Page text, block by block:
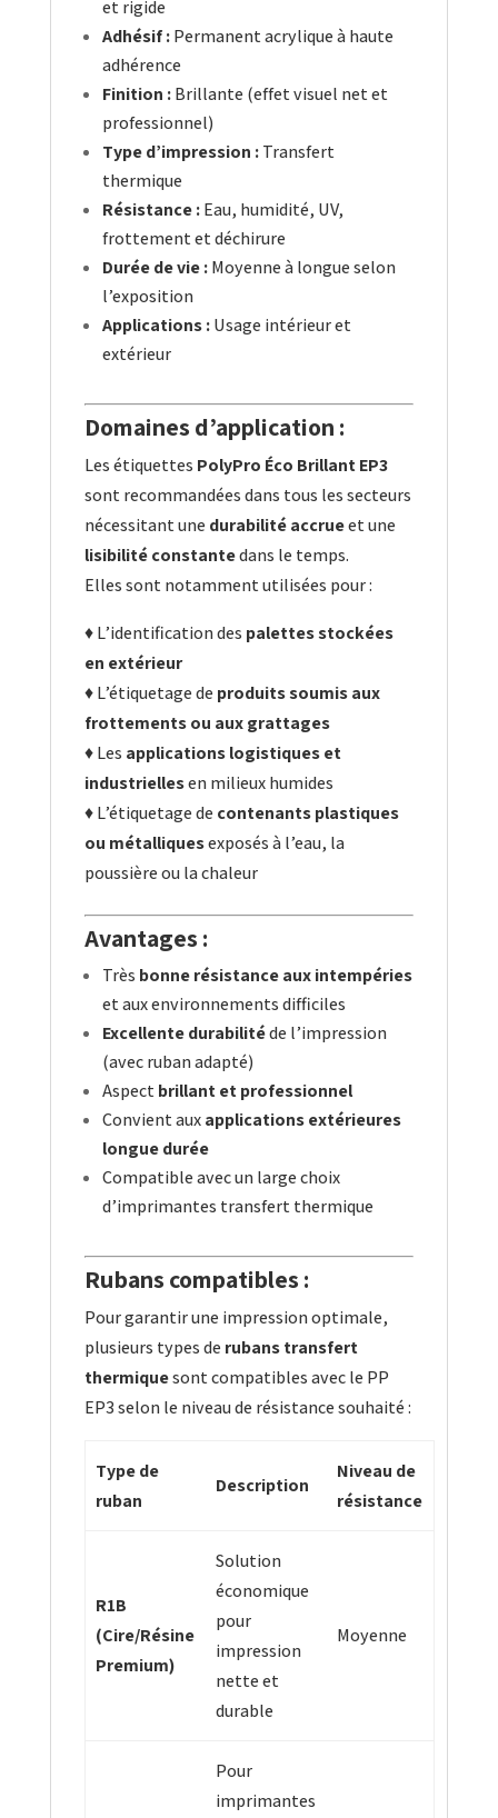
et rigide
Adhésif :Permanent acrylique à haute
adhérence
Finition :Brillante (effet visuel net et
professionnel)
Type d’impression :Transfert
thermique
Résistance :Eau, humidité, UV,
frottement et déchirure
Durée de vie :Moyenne à longue selon
l’exposition
Applications :Usage intérieur et
extérieur
Domaines d’application :
Les étiquettes PolyPro Éco Brillant EP3
sont recommandées dans tous les secteurs
nécessitant une durabilité accrueet une
lisibilité constantedans le temps.
Elles sont notamment utilisées pour :
♦ L’identification des palettes stockées
en extérieur
♦ L’étiquetage de produits soumis aux
frottements ou aux grattages
♦ Les applications logistiques et
industriellesen milieux humides
♦ L’étiquetage de contenants plastiques
ou métalliquesexposés à l’eau, la
poussière ou la chaleur
Avantages :
Très bonne résistance aux intempéries
et aux environnements difficiles
Excellente durabilitéde l’impression
(avec ruban adapté)
Aspect brillant et professionnel
Convient auxapplications extérieures
longue durée
Compatible avec un large choix
d’imprimantes transfert thermique
Rubans compatibles :
Pour garantir une impression optimale,
plusieurs types de rubans transfert
thermiquesont compatibles avec le PP
EP3 selon le niveau de résistance souhaité :
Type de
ruban
Description
Niveau de
résistance
R1B
(Cire/Résine
Premium)
Solution
économique
pour
impression
nette et
durable
Moyenne
Pour
imprimantes